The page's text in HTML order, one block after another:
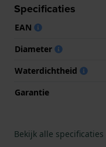
horloge geleverd
Specificaties
EAN
Diameter
Waterdichtheid
Garantie
Bekijk alle specificaties